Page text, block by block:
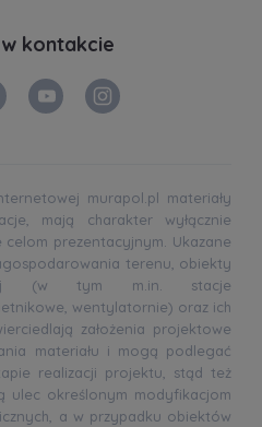
kontakcie
murapol.pl materiały
mają charakter wyłącznie
celom prezentacyjnym. Ukazane
terenu, obiekty
(w tym m.in. stacje
wentylatornie) oraz ich
założenia projektowe
materiału i mogą podlegać
realizacji projektu, stąd też
ulec określonym modyfikacjom
a w przypadku obiektów